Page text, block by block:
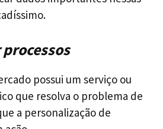
possui um serviço ou
que resolva o problema de
a personalização de